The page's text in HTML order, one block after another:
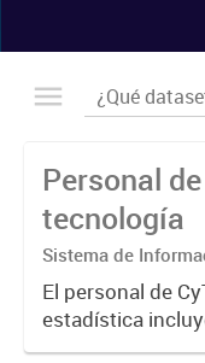
Personal
tecnología
Sistema de
Tecnología
El personal de
estadística
personas